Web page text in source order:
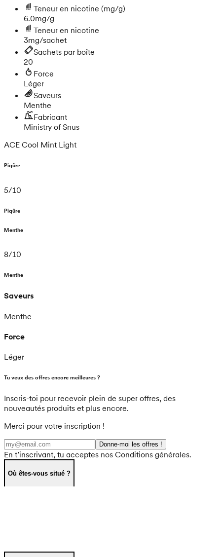
Teneur en nicotine (mg/g)
6.0mg/g
Teneur en nicotine
3mg/sachet
Sachets par boîte
20
Force
Léger
Saveurs
Menthe
Fabricant
Ministry of Snus
ACE Cool Mint Light
Piqûre
5/10
Piqûre
Menthe
8/10
Menthe
Saveurs
Menthe
Force
Léger
Tu veux des offres encore meilleures ?
Inscris-toi pour recevoir plein de super offres, des
nouveautés produits et plus encore.
Merci pour votre inscription !
Donne-moi les offres !
En t’inscrivant, tu acceptes nos Conditions générales.
Où êtes-vous situé ?